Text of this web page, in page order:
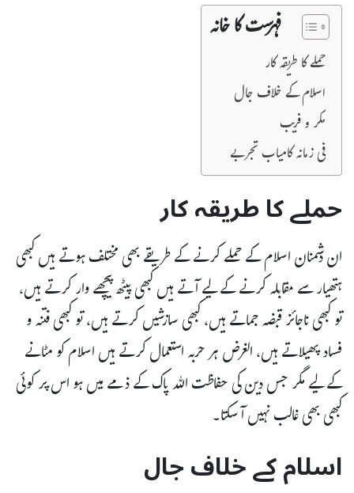
فہرست کا خانہ
حملے کا طریقہ کار
اسلام کے خلاف جال
مکر و فریب
فی زمانہ کامیاب تجربے
حملے کا طریقہ کار
ان دشمنان اسلام کے حملے کرنے کے طریقے بھی مختلف ہوتے ہیں کبھی
ہتھیار سے مقابلہ کرنے کے لیے آتے ہیں کبھی پیٹھ پیچھے وار کرتے ہیں،
تو کبھی ناجائز قبضہ جماتے ہیں، کبھی سازشیں کرتے ہیں، تو کبھی فتنہ و
فساد پھیلاتے ہیں، الغرض ہر حربہ استعمال کرتے ہیں اسلام کو مٹانے
کے لیے مگر جس دین کی حفاظت اللہ پاک کے ذمے میں ہو اس پر کوئی
کبھی بھی غالب نہیں آسکتا۔
اسلام کے خلاف جال